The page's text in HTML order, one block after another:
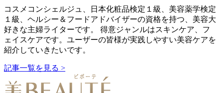
コスメコンシェルジュ、日本化粧品検定１級、美容薬学検定
１級、ヘルシー＆フードアドバイザーの資格を持つ、美容大
好きな主婦ライターです。 得意ジャンルはスキンケア、フ
ェイスケアです。ユーザーの皆様が実践しやすい美容ケアを
紹介していきたいです。
記事一覧を見る >